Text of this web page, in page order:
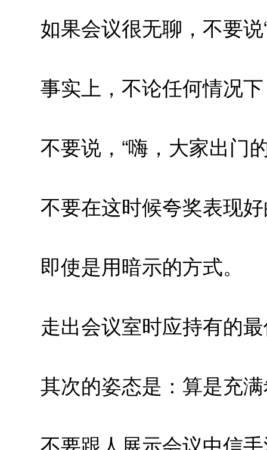
如果会议很无聊，不要说
事实上，不论任何情况下
不要说，“嗨，大家出门
不要在这时候夸奖表现好
即使是用暗示的方式。
走出会议室时应持有的最
其次的姿态是：算是充满